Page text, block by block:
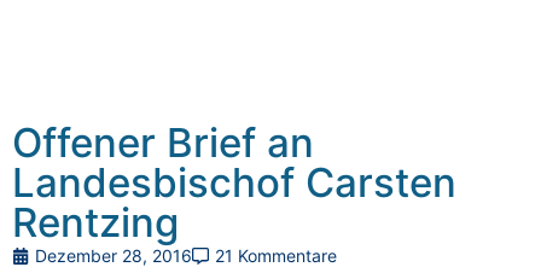
Offener Brief an
Landesbischof Carsten
Rentzing
Dezember 28, 2016 21 Kommentare